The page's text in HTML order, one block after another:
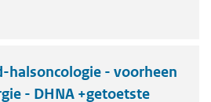
halsoncologie - voorheen
- DHNA +getoetste